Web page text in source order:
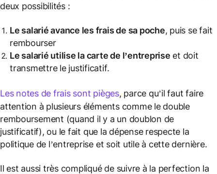
deux possibilités :
Le salarié avance les frais de sa poche, puis se fait
rembourser
Le salarié utilise la carte de l’entreprise et doit
transmettre le justificatif.
Les notes de frais sont pièges, parce qu’il faut faire
attention à plusieurs éléments comme le double
remboursement (quand il y a un doublon de
justificatif), ou le fait que la dépense respecte la
politique de l’entreprise et soit utile à cette dernière.
Il est aussi très compliqué de suivre à la perfection la